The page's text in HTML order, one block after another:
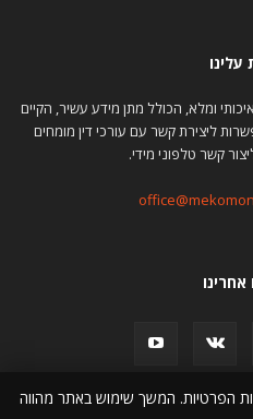
ומלא, הכולל מתן מידע עשיר, הקיים
ליצירת קשר עם עורכי דין מומחים
קשר טלפוני מידי.
הפרטיות. המשך שימוש באתר מהווה